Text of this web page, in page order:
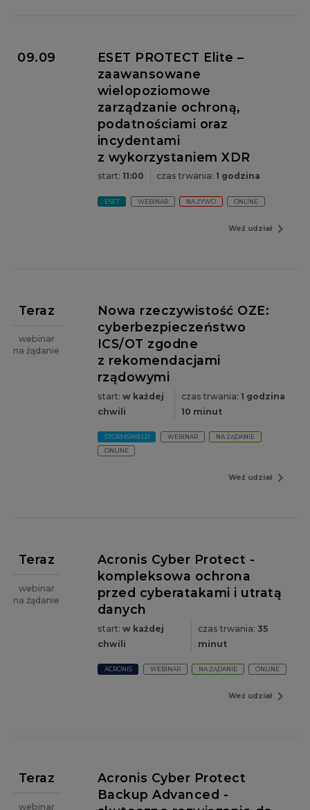
09.09
ESET PROTECT Elite –
zaawansowane
wielopoziomowe
zarządzanie ochroną,
podatnościami oraz
incydentami
z wykorzystaniem XDR
start: 11:00 czas trwania:1 godzina
ESET WEBINAR NA ŻYWO ONLINE
Weź udziałnavigate_next
Teraz
webinar
na żądanie
Nowa rzeczywistość OZE:
cyberbezpieczeństwo
ICS/OT zgodne
z rekomendacjami
rządowymi
start: w każdej
chwili
czas trwania: 1 godzina
10 minut
STORMSHIELD WEBINAR
NA ŻĄDANIE
ONLINE
Weź udziałnavigate_next
Teraz
webinar
na żądanie
Acronis Cyber Protect -
kompleksowa ochrona
przed cyberatakami i utratą
danych
start: w każdej
chwili
czas trwania: 35
minut
ACRONIS WEBINAR NA ŻĄDANIE ONLINE
Weź udziałnavigate_next
Teraz
webinar
Acronis Cyber Protect
Backup Advanced -